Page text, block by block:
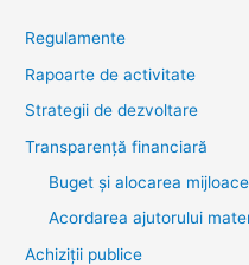
Regulamente
Rapoarte de activitate
Strategii de dezvoltare
Transparenţă financiară
Buget și alocarea
Acordarea ajutorului
Achiziţii publice